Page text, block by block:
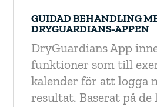
GUIDAD BEHANDLING
DRYGUARDIANS-APPEN
DryGuardians App
funktioner som till
kalender för att logga
resultat. Baserat på de